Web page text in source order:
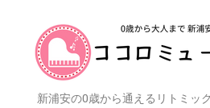
新浦安の0歳から通えるリトミッ